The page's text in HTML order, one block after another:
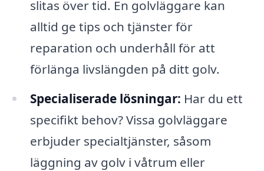
slitas över tid. En golvläggare kan
alltid ge tips och tjänster för
reparation och underhåll för att
förlänga livslängden på ditt golv.
Specialiserade lösningar: Har du ett
specifikt behov? Vissa golvläggare
erbjuder specialtjänster, såsom
läggning av golv i våtrum eller